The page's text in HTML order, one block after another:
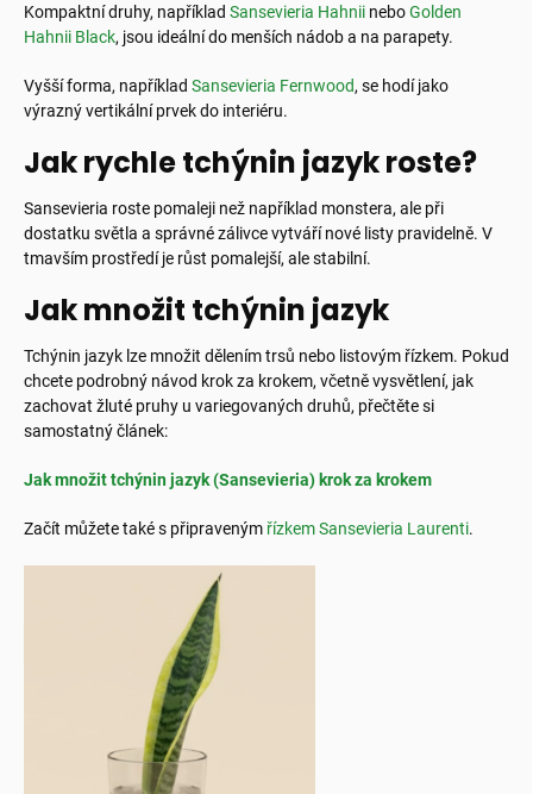
Kompaktní druhy, například Sansevieria Hahnii neboGolden
Hahnii Black, jsou ideální do menších nádob a na parapety.
Vyšší forma, například Sansevieria Fernwood, se hodí jako
výrazný vertikální prvek do interiéru.
Jak rychle tchýnin jazyk roste?
Sansevieria roste pomaleji než například monstera, ale při
dostatku světla a správné zálivce vytváří nové listy pravidelně. V
tmavším prostředí je růst pomalejší, ale stabilní.
Jak množit tchýnin jazyk
Tchýnin jazyk lze množit dělením trsů nebo listovým řízkem. Pokud
chcete podrobný návod krok za krokem, včetně vysvětlení, jak
zachovat žluté pruhy u variegovaných druhů, přečtěte si
samostatný článek:
Jak množit tchýnin jazyk (Sansevieria) krok za krokem
Začít můžete také s připraveným řízkem Sansevieria Laurenti.